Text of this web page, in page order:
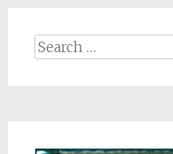
Search
for: